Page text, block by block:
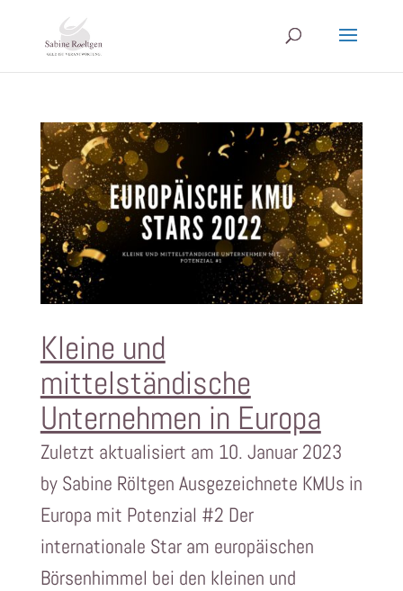
Kleine und
mittelständische
Unternehmen in Europa
Zuletzt aktualisiert am 10. Januar 2023
by Sabine Röltgen Ausgezeichnete KMUs in
Europa mit Potenzial #2 Der
internationale Star am europäischen
Börsenhimmel bei den kleinen und